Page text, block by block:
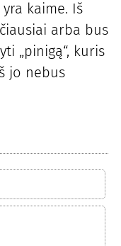
kaime. Iš
arba bus
„pinigą“, kuris
jo nebus